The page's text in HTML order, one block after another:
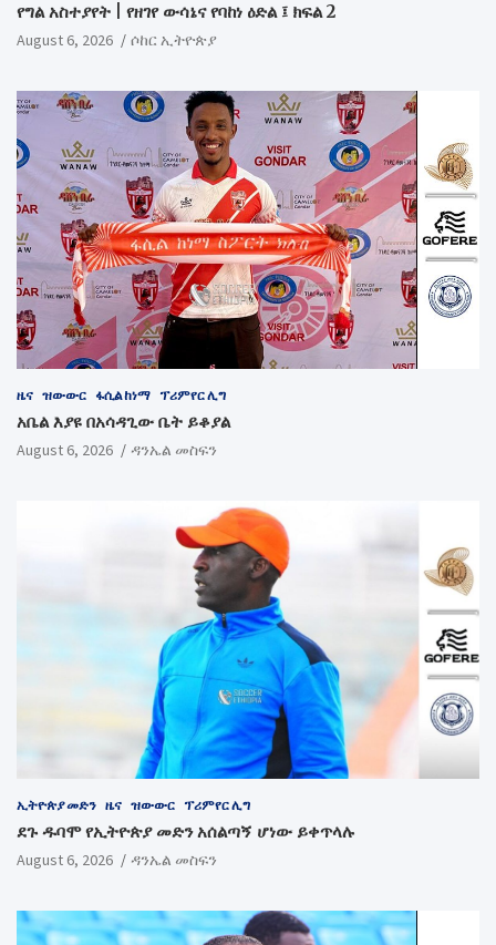
የግል አስተያየት | የዘገየ ውሳኔና የባከነ ዕድል ፤ ክፍል 2
August 6, 2026 ሶከር ኢትዮጵያ
ዜና ዝውውር ፋሲል ከነማ ፕሪምየር ሊግ
አቤል እያዩ በአሳዳጊው ቤት ይቆያል
August 6, 2026 ዳንኤል መስፍን
ኢትዮጵያ መድን ዜና ዝውውር ፕሪምየር ሊግ
ደጉ ዱባሞ የኢትዮጵያ መድን አሰልጣኝ ሆነው ይቀጥላሉ
August 6, 2026 ዳንኤል መስፍን